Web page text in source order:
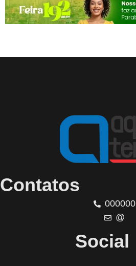
Contatos
000000
@
Social